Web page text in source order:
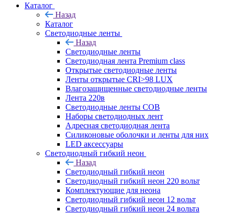
Каталог
Назад
Каталог
Светодиодные ленты
Назад
Светодиодные ленты
Светодиодная лента Premium class
Открытые светодиодные ленты
Ленты открытые CRI>98 LUX
Влагозащищенные светодиодные ленты
Лента 220в
Светодиодные ленты COB
Наборы светодиодных лент
Адресная светодиодная лента
Силиконовые оболочки и ленты для них
LED аксессуары
Светодиодный гибкий неон
Назад
Светодиодный гибкий неон
Светодиодный гибкий неон 220 вольт
Комплектующие для неона
Светодиодный гибкий неон 12 вольт
Светодиодный гибкий неон 24 вольта